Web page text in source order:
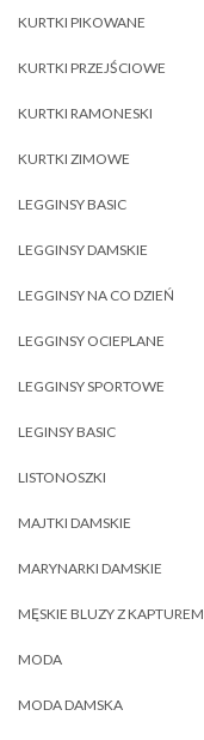
KURTKI PIKOWANE
KURTKI PRZEJŚCIOWE
KURTKI RAMONESKI
KURTKI ZIMOWE
LEGGINSY BASIC
LEGGINSY DAMSKIE
LEGGINSY NA CO DZIEŃ
LEGGINSY OCIEPLANE
LEGGINSY SPORTOWE
LEGINSY BASIC
LISTONOSZKI
MAJTKI DAMSKIE
MARYNARKI DAMSKIE
MĘSKIE BLUZY Z KAPTUREM
MODA
MODA DAMSKA